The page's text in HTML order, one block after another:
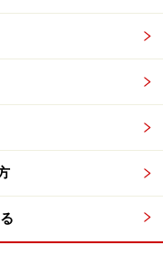
レミアムビューテ
アムビューティー」
地は楽チンな優秀
っすぐきれいに見え
インはシンプルで形
ならざっくり感のあ